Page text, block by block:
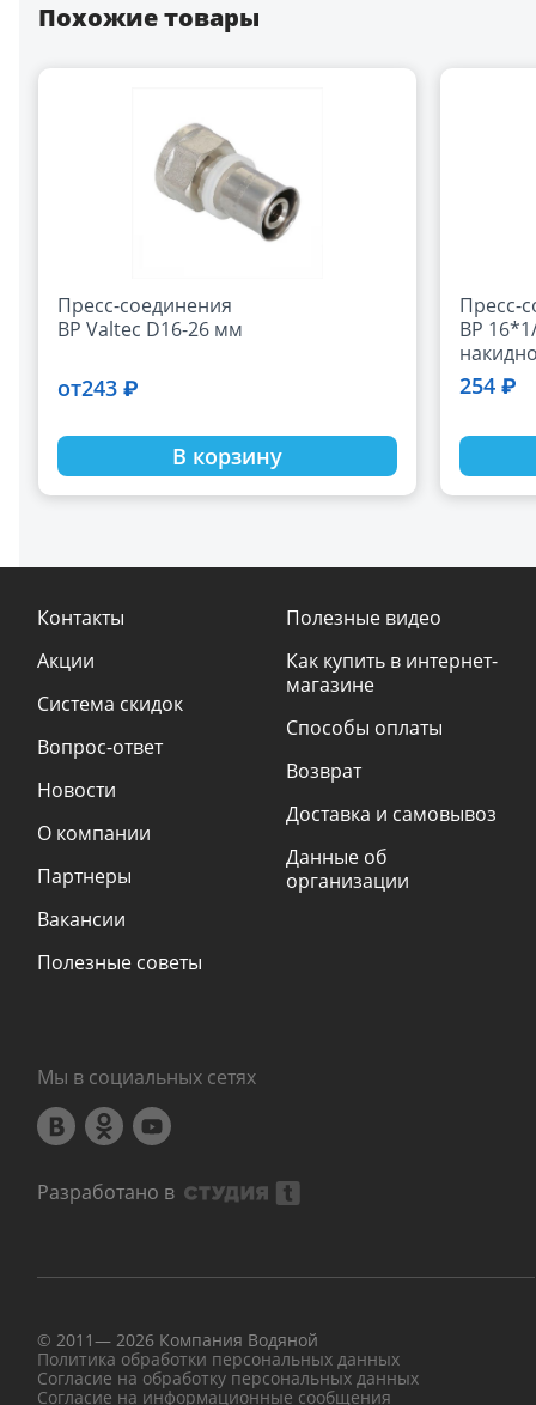
Похожие товары
Пресс-соединения
ВР Valtec D16-26 мм
от243 ₽
В корзину
Пресс-
ВР
Valtec
254 ₽
Контакты
Акции
Система скидок
Вопрос-ответ
Новости
О компании
Партнеры
Вакансии
Полезные советы
Полезные видео
Как купить в интернет-
магазине
Способы оплаты
Возврат
Доставка и самовывоз
Данные об
организации
Мы в социальных сетях
Разработано в
© 2011— 2026 Компания Водяной
Политика обработки персональных данных
Согласие на обработку персональных данных
Согласие на информационные сообщения